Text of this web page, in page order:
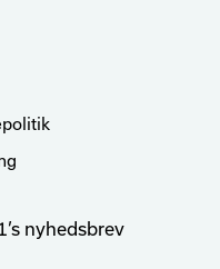
nyhedsbrev